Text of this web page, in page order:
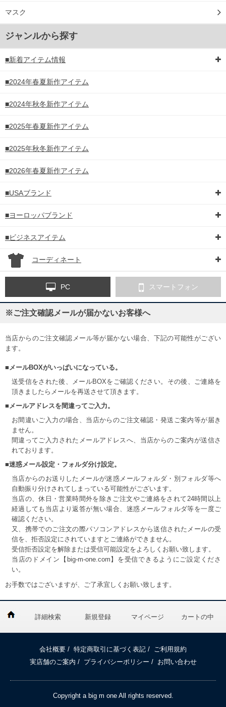
マスク
ジャンルから探す
■新着アイテム情報
■2024年春夏新作アイテム
■2024年秋冬新作アイテム
■2025年春夏新作アイテム
■2025年秋冬新作アイテム
■2026年春夏新作アイテム
■USAブランド
■ヨーロッパブランド
■ビジネスアイテム
コーディネート
PC スマートフォン
※ご注文確認メールが届かないお客様へ
当店からのご注文確認メール等が届かない場合、下記の可能性がござい
ます。
■メールBOXがいっぱいになっている。
送受信をされた後、メールBOXをご確認ください。その後、ご連絡を
頂きましたらメールを再送させて頂きます。
■メールアドレスを間違ってご入力。
お間違いご入力の場合、当店からのご注文確認・発送ご案内等が届き
ません。
間違ってご入力されたメールアドレスへ、当店からのご案内が送信さ
れております。
■迷惑メール設定・フォルダ分け設定。
当店からのお送りしたメールが迷惑メールフォルダ・別フォルダ等へ
自動振り分けされてしまっている可能性がございます。
当店の、休日・営業時間外を除きご注文やご連絡をされて24時間以上
経過しても当店より返答が無い場合、迷惑メールフォルダ等を一度ご
確認ください。
又、携帯でのご注文の際パソコンアドレスから送信されたメールの受
信を、拒否設定にされていますとご連絡ができません。
受信拒否設定を解除または受信可能設定をよろしくお願い致します。
当店のドメイン【big-m-one.com】を受信できるようにご設定くださ
い。
お手数ではございますが、ご了承宜しくお願い致します。
詳細検索 新規登録 マイページ カートの中
会社概要 / 特定商取引に基づく表記 /
ご利用規約
実店舗のご案内 / プライバシーポリシー / お問い合わせ
Copyright a big m one All rights reserved.